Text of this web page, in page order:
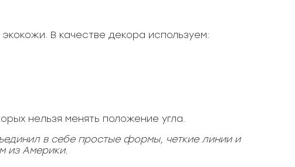
В качестве декора используем:
нельзя менять положение угла.
в себе простые формы, четкие линии и
из Америки.